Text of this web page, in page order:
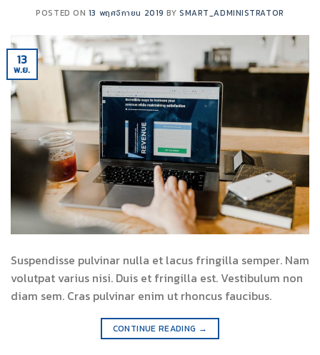
POSTED ON 13 พฤศจิกายน 2019 BYSMART_ADMINISTRATOR
13
พ.ย.
Suspendisse pulvinar nulla et lacus fringilla semper. Nam
volutpat varius nisi. Duis et fringilla est. Vestibulum non
diam sem. Cras pulvinar enim ut rhoncus faucibus.
CONTINUE READING →